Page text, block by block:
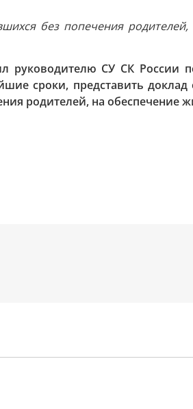
без попечения родителей,
руководителю СУ СК России
сроки, представить доклад
родителей, на обеспечение